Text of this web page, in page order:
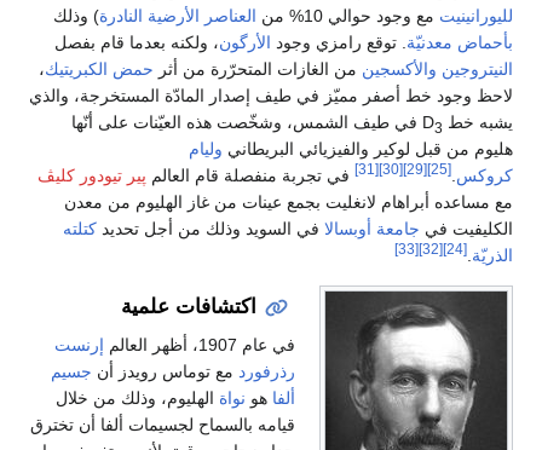
لليورانينيت مع وجود حوالي 10% من العناصر الأرضية النادرة) وذلك
بأحماض معدنيّة . توقع رامزي وجود الأرگون، ولكنه بعدما قام بفصل
النيتروجين والأكسجين من الغازات المتحرّرة من أثر حمض الكبريتيك،
لاحظ وجود خط أصفر مميّز في طيف إصدار المادّة المستخرجة، والذي
يشبه خط D 3
في طيف الشمس، وشخّصت هذه العيّنات على أنّها
هليوم من قبل لوكير والفيزيائي البريطاني وليام
كروكس [25]
[29]
[30]
[31] في تجربة منفصلة قام العالم پير تيودور كليڤ
مع مساعده أبراهام لانغليت بجمع عينات من غاز الهليوم من معدن
الكليفيت في جامعة أوبسالا في السويد وذلك من أجل تحديد كتلته
الذريّة [24]
[32]
[33]
اكتشافات علمية
في عام 1907، أظهر العالم
إرنست
رذرفورد مع توماس رويدز أن جسيم
ألفا هو نواة الهليوم، وذلك من خلال
قيامه بالسماح لجسيمات ألفا أن تخترق